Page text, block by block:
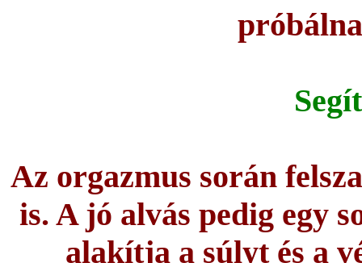
Az orgazmus során
is. A jó alvás pedig egy
alakítja a súlyt és a